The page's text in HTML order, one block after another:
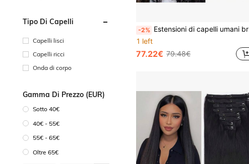
Tipo Di Capelli
Capelli lisci
Capelli ricci
Onda di corpo
Gamma Di Prezzo (EUR)
Sotto 40€
40€ - 55€
55€ - 65€
Oltre 65€
-2% Estensioni di capelli umani brasiliani Remy a onde per trecce, senza trama, 2 pacchi da 100g per trecce boho senza nodi, capelli umani all'ingrosso, naturale nero
1 left
77.22€ 79.48€